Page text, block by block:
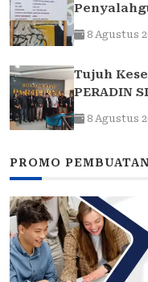
Desa
8 Agustus
Tujuh
PERADIN
dengan
8 Agustus
PROMO